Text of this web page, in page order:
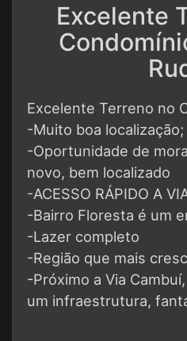
Excelente
Excelente Terreno no
-Muito boa localização;
-Oportunidade de
novo, bem localizado
-ACESSO RÁPIDO A
-Bairro Floresta é um
-Lazer completo
-Região que mais
-Próximo a Via
um infraestrutura,